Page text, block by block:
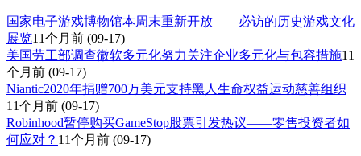
国家电子游戏博物馆本周末重新开放——必访的历史游戏文化
展览11个月前 (09-17)
美国劳工部调查微软多元化努力关注企业多元化与包容措施11
个月前 (09-17)
Niantic2020年捐赠700万美元支持黑人生命权益运动慈善组织
11个月前 (09-17)
Robinhood暂停购买GameStop股票引发热议——零售投资者如
何应对？ 11个月前 (09-17)